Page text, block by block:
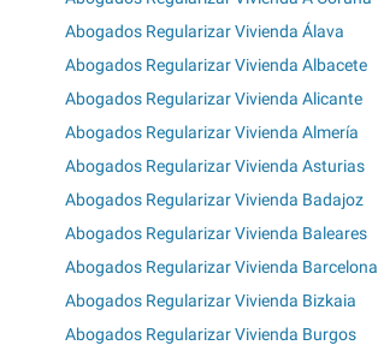
Abogados Regularizar Vivienda Álava
Abogados Regularizar Vivienda Albacete
Abogados Regularizar Vivienda Alicante
Abogados Regularizar Vivienda Almería
Abogados Regularizar Vivienda Asturias
Abogados Regularizar Vivienda Badajoz
Abogados Regularizar Vivienda Baleares
Abogados Regularizar Vivienda Barcelona
Abogados Regularizar Vivienda Bizkaia
Abogados Regularizar Vivienda Burgos